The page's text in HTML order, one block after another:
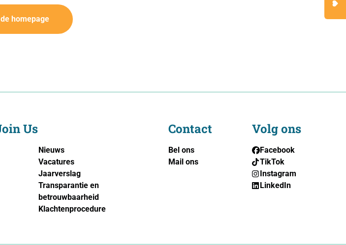
homepage
Us
Nieuws
Vacatures
Jaarverslag
Transparantie en
betrouwbaarheid
Klachtenprocedure
Contact
Bel ons
Mail ons
Volg ons
Facebook
TikTok
Instagram
LinkedIn